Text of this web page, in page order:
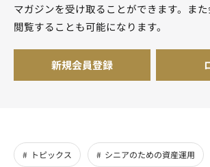
マガジンを受け取ることができます。ま
閲覧することも可能になります。
新規会員登録
トピックス シニアのための資産運用